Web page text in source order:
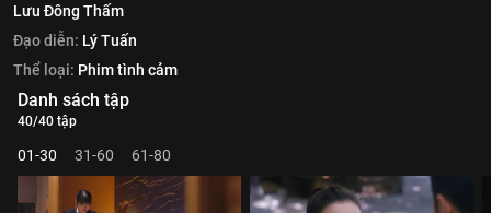
Lưu Đông Thấm
Đạo diễn: Lý Tuấn
Thể loại: Phim tình cảm
Danh sách tập
40/40 tập
01-30 31-60 61-80